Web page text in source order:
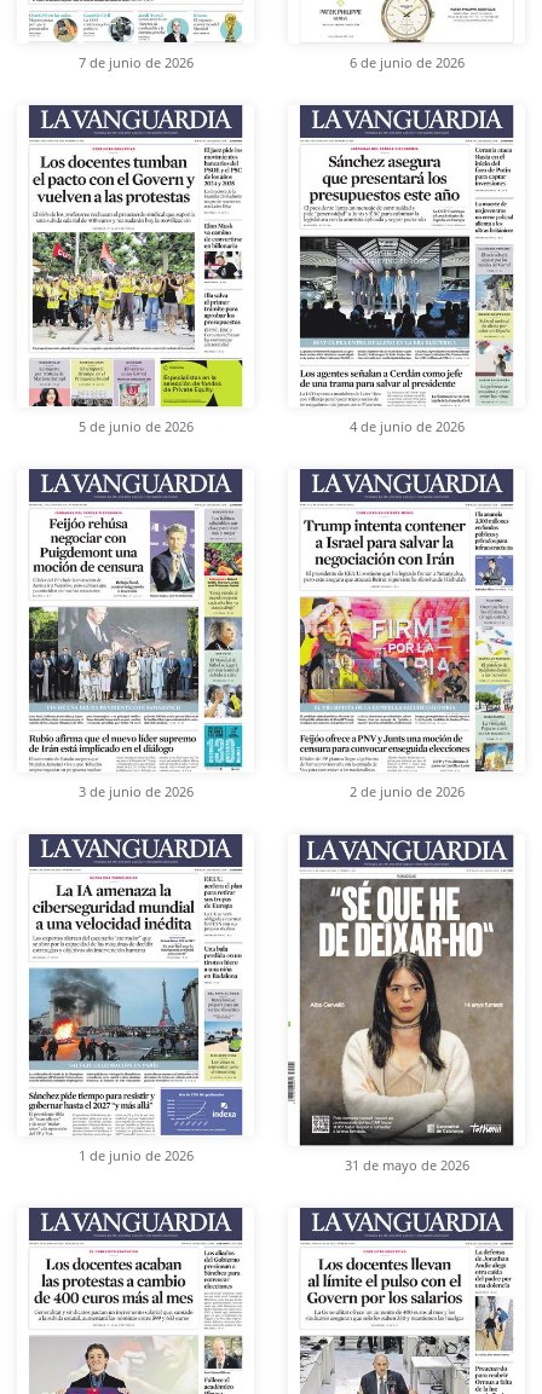
7 de junio de 2026 6 de junio de 2026
5 de junio de 2026 4 de junio de 2026
3 de junio de 2026 2 de junio de 2026
1 de junio de 2026
31 de mayo de 2026